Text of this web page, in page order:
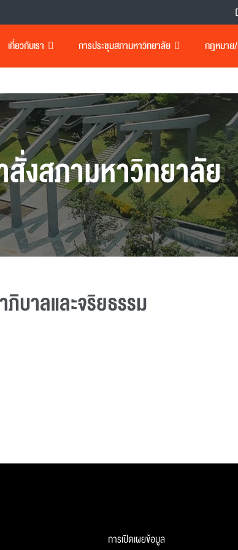
เกี่ยวกับเรา การประชุมสภามหาวิทยาลัย กฎหมาย/
งสภามหาวิทยาลัย
บาลและจริยธรรม
การเปิดเผยข้อมูล